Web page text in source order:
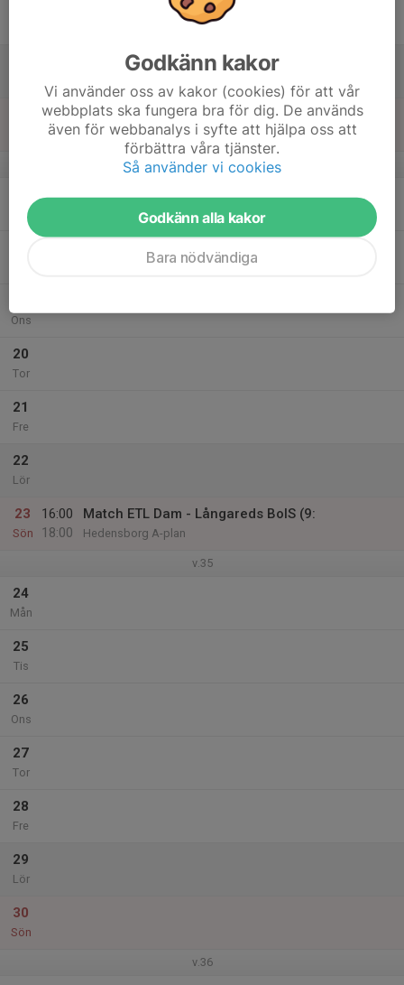
v.34
Mån
Ons
20
Tor
21
Fre
22
Lör
23
Sön
16:00
18:00
Match ETL Dam - Långareds BoIS (9:
Hedensborg A-plan
v.35
24
Mån
25
Tis
26
Ons
27
Tor
28
Fre
29
Lör
30
Sön
v.36
Godkänn kakor
Vi använder oss av kakor (cookies) för att vår
webbplats ska fungera bra för dig. De används
även för webbanalys i syfte att hjälpa oss att
förbättra våra tjänster.
Så använder vi cookies
Godkänn alla kakor
Bara nödvändiga